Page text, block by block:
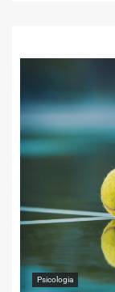
Psicologia